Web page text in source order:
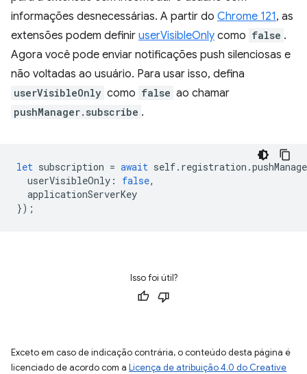
informações desnecessárias. A partir do Chrome 121, as
extensões podem definir userVisibleOnly como false .
Agora você pode enviar notificações push silenciosas e
não voltadas ao usuário. Para usar isso, defina
userVisibleOnly como false ao chamar
pushManager.subscribe .
let subscription = await self. registration .
userVisibleOnly : false,
applicationServerKey
});
Isso foi útil?
Exceto em caso de indicação contrária, o conteúdo desta página é
licenciado de acordo com a Licença de atribuição 4.0 do Creative